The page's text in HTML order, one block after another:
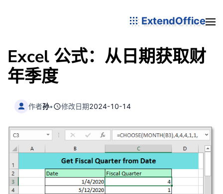
ExtendOffice
Excel 公式：从日期获取财
年季度
作者孙• 修改日期2024-10-14